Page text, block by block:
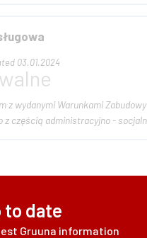
03.01.2024
z wydanymi Warunkami
z częścią administracyjno -
to date
Gruuna information